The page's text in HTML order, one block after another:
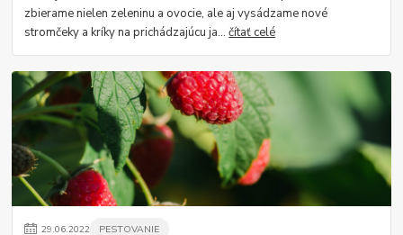
zbierame nielen zeleninu a ovocie, ale aj vysádzame nové
stromčeky a kríky na prichádzajúcu ja...čítať celé
29.06.2022 PESTOVANIE